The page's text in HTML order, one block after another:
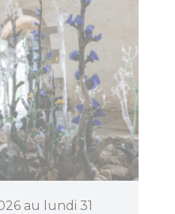
au lundi 31